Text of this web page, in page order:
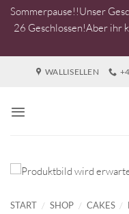
Sommerpause!!Unser
26 Geschlossen!Aber ihr
WALLISELLEN
START / SHOP / CAKES /